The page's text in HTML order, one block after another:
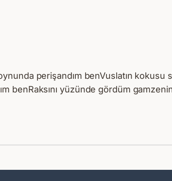
perişandım benVuslatın kokusu
benRaksını yüzünde gördüm